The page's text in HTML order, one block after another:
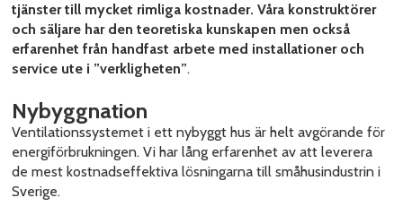
KONTAKT
tjänster till mycket rimliga kostnader. Våra konstruktörer
och säljare har den teoretiska kunskapen men också
erfarenhet från handfast arbete med installationer och
service ute i ”verkligheten”.
Nybyggnation
Ventilationssystemet i ett nybyggt hus är helt avgörande för
energiförbrukningen. Vi har lång erfarenhet av att leverera
de mest kostnadseffektiva lösningarna till småhusindustrin i
Sverige.